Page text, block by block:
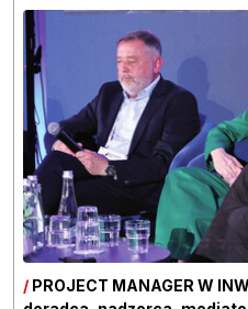
/ PROJECT MANAGER W